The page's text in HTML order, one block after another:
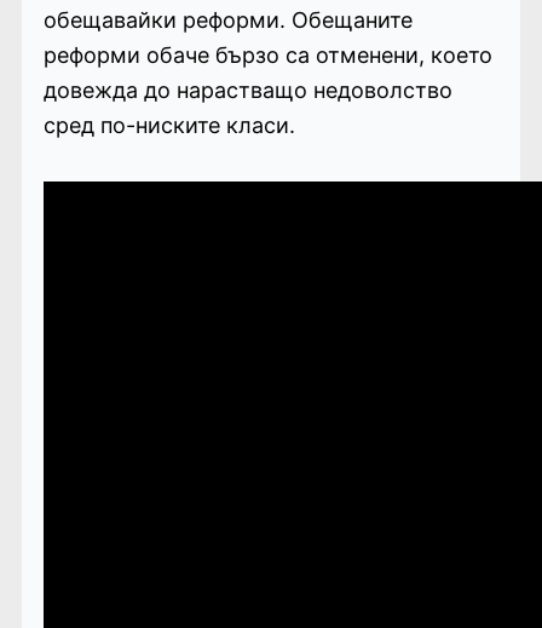
обещавайки реформи. Обещаните
реформи обаче бързо са отменени, което
довежда до нарастващо недоволство
сред по-ниските класи.